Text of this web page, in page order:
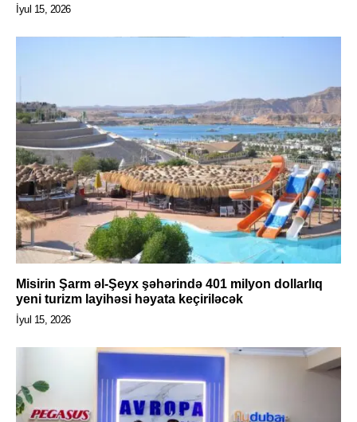
İyul 15, 2026
Misirin Şarm əl-Şeyx şəhərində 401 milyon dollarlıq
yeni turizm layihəsi həyata keçiriləcək
İyul 15, 2026